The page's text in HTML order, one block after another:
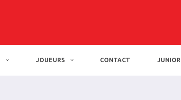
JOUEURS CONTACT JUNIOR